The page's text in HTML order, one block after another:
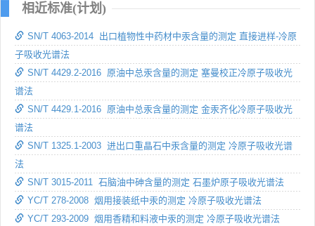
相近标准(计划)
SN/T 4063-2014 出口植物性中药材中汞含量的测定 直接进样-冷原
子吸收光谱法
SN/T 4429.2-2016 原油中总汞含量的测定 塞曼校正冷原子吸收光
谱法
SN/T 4429.1-2016 原油中总汞含量的测定 金汞齐化冷原子吸收光
谱法
SN/T 1325.1-2003 进出口重晶石中汞含量的测定 冷原子吸收光谱
法
SN/T 3015-2011 石脑油中砷含量的测定 石墨炉原子吸收光谱法
YC/T 278-2008 烟用接装纸中汞的测定 冷原子吸收光谱法
YC/T 293-2009 烟用香精和料液中汞的测定 冷原子吸收光谱法